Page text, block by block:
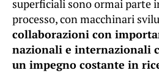
superficiali sono ormai parte
processo, con macchinari
collaborazioni con
nazionali e internazionali
un impegno costante in